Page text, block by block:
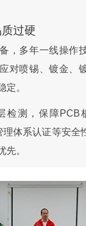
过硬
，多年一线操作
对喷锡、镀金、
定。
检测，保障PCB
体系认证等安全
先。